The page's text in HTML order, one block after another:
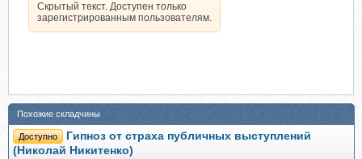
Скрытый текст. Доступен только
зарегистрированным пользователям.
Похожие складчины
Доступно
Гипноз от страха публичных выступлений
(Николай Никитенко)